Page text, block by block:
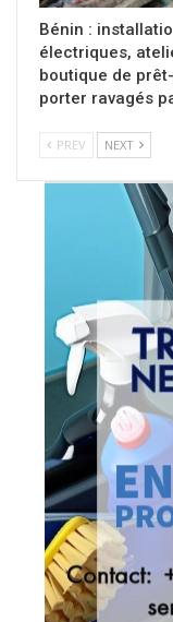
Bénin :
électriques,
boutique de
porter ravagés
PREV NEXT